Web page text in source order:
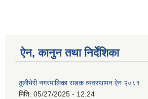
ऐन, कानुन तथा निर्देशिका
ठूलीभेरी नगरपालिका सडक व्यवस्थापन ऐन २०८१
मिति: 05/27/2025 - 12:24